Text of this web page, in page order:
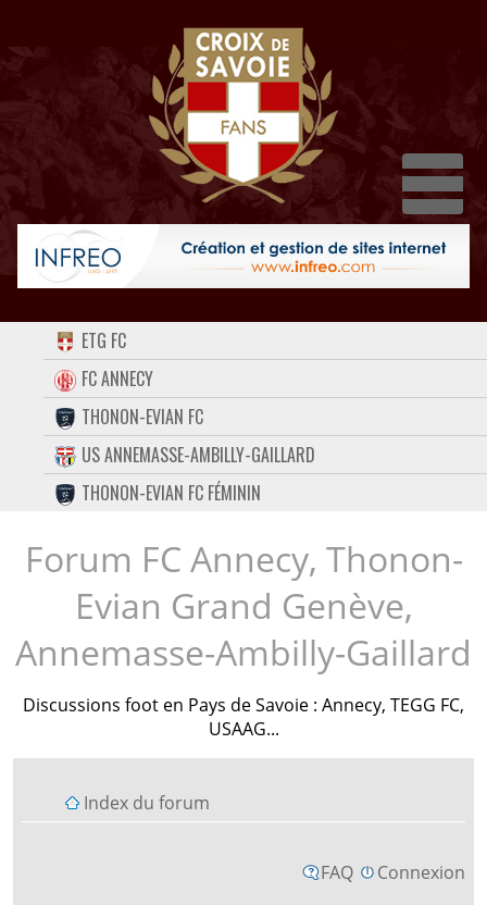
ACCUEIL
FORUM
CONTACT
FACEBOOK
TWITTER
INSTAGRAM
ETG FC
FC ANNECY
THONON-EVIAN FC
US ANNEMASSE-AMBILLY-GAILLARD
THONON-EVIAN FC FÉMININ
Forum FC Annecy, Thonon-
Evian Grand Genève,
Annemasse-Ambilly-Gaillard
Discussions foot en Pays de Savoie : Annecy, TEGG FC,
USAAG...
Index du forum
FAQ Connexion